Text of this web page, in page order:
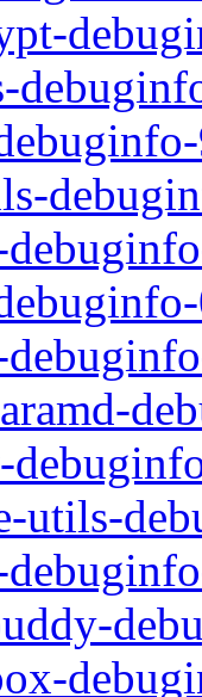
utils-